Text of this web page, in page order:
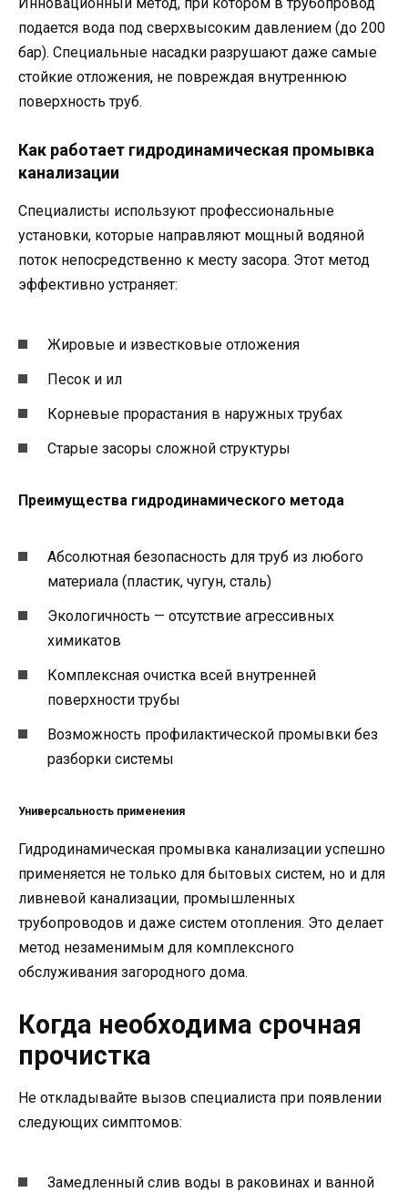
подается вода под сверхвысоким давлением (до 200
бар). Специальные насадки разрушают даже самые
стойкие отложения, не повреждая внутреннюю
поверхность труб.
Как работает гидродинамическая промывка
канализации
Специалисты используют профессиональные
установки, которые направляют мощный водяной
поток непосредственно к месту засора. Этот метод
эффективно устраняет:
Жировые и известковые отложения
Песок и ил
Корневые прорастания в наружных трубах
Старые засоры сложной структуры
Преимущества гидродинамического метода
Абсолютная безопасность для труб из любого
материала (пластик, чугун, сталь)
Экологичность — отсутствие агрессивных
химикатов
Комплексная очистка всей внутренней
поверхности трубы
Возможность профилактической промывки без
разборки системы
Универсальность применения
Гидродинамическая промывка канализации успешно
применяется не только для бытовых систем, но и для
ливневой канализации, промышленных
трубопроводов и даже систем отопления. Это делает
метод незаменимым для комплексного
обслуживания загородного дома.
Когда необходима срочная
прочистка
Не откладывайте вызов специалиста при появлении
следующих симптомов:
Замедленный слив воды в раковинах и ванной